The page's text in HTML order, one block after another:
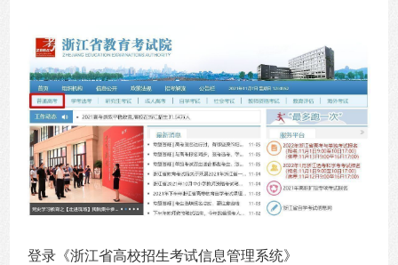
登录《浙江省高校招生考试信息管理系统》